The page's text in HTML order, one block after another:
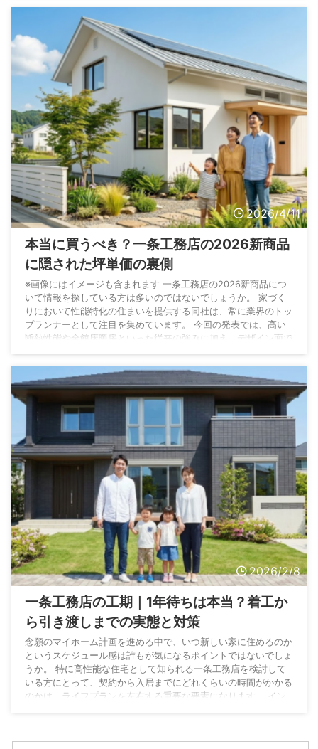
方法には、純正オプションを選ぶ形と、自分で機器を用意する施
主支給という二つの主な選択肢が存在します。 それぞれの方法
には異なる特徴があり、予算や求める性能に合わせ ...
2026/4/11
本当に買うべき？一条工務店の2026新商品
に隠された坪単価の裏側
※画像にはイメージも含まれます 一条工務店の2026新商品につ
いて情報を探している方は多いのではないでしょうか。 家づく
りにおいて性能特化の住まいを提供する同社は、常に業界のトッ
プランナーとして注目を集めています。 今回の発表では、高い
断熱性能や全館床暖房といった従来の強みに加え、デザイン面で
チュリアは、温かみのある北欧風の外観や内装を取り入れてお
り、幅広い層から支持を集めることが予想されます。 さらに、
最新の住宅設備として採用されたシャリーシリー ...
2026/2/8
一条工務店の工期｜1年待ちは本当？着工か
ら引き渡しまでの実態と対策
念願のマイホーム計画を進める中で、いつ新しい家に住めるのか
というスケジュール感は誰もが気になるポイントではないでしょ
うか。 特に高性能な住宅として知られる一条工務店を検討して
いる方にとって、契約から入居までにどれくらいの時間がかかる
のかは、ライフプランを左右する重要な要素になります。 イン